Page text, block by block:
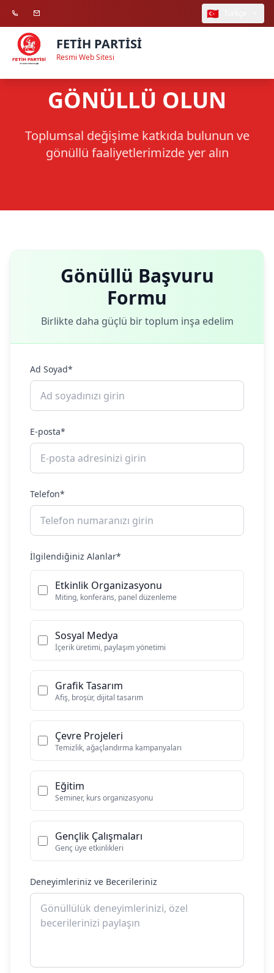
🇹🇷
FETİH PARTİSİ
Resmi Web Sitesi
GÖNÜLLÜ OLUN
Toplumsal değişime katkıda bulunun ve
gönüllü faaliyetlerimizde yer alın
Gönüllü Başvuru
Formu
Birlikte daha güçlü bir toplum inşa edelim
Ad Soyad*
E-posta*
Telefon*
İlgilendiğiniz Alanlar*
Etkinlik Organizasyonu
Miting, konferans, panel düzenleme
Sosyal Medya
İçerik üretimi, paylaşım yönetimi
Grafik Tasarım
Afiş, broşür, dijital tasarım
Çevre Projeleri
Temizlik, ağaçlandırma kampanyaları
Eğitim
Seminer, kurs organizasyonu
Gençlik Çalışmaları
Genç üye etkinlikleri
Deneyimleriniz ve Becerileriniz